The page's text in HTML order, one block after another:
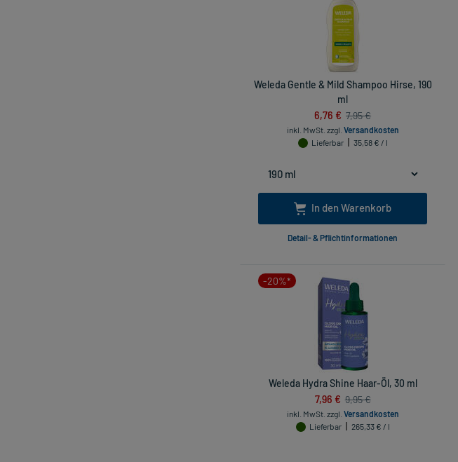
Weleda Gentle & Mild Shampoo Hirse, 190
ml
6,76 € 7,95 €
inkl. MwSt. zzgl. Versandkosten
Lieferbar
35,58 € / l
In den Warenkorb
Detail- & Pflichtinformationen
-20%*
Weleda Hydra Shine Haar-Öl, 30 ml
7,96 € 9,95 €
inkl. MwSt. zzgl. Versandkosten
Lieferbar
265,33 € / l